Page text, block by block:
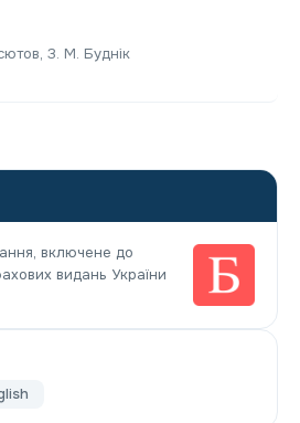
З. М. Буднік
включене до
видань України